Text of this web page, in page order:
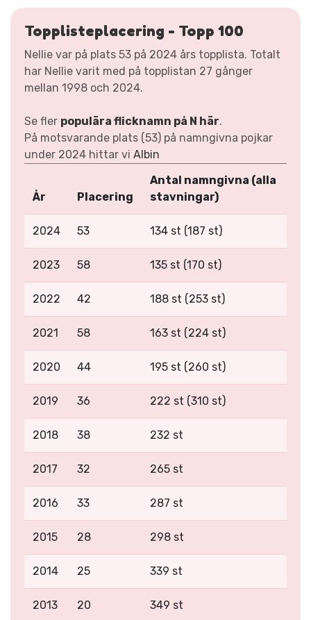
Topplisteplacering - Topp 100
Nellie var på plats 53 på 2024 års topplista. Totalt
har Nellie varit med på topplistan 27 gånger
mellan 1998 och 2024.
Se fler populära flicknamn på N här.
På motsvarande plats (53) på namngivna pojkar
under 2024 hittar vi Albin
År Placering
Antal namngivna (alla
stavningar)
2024 53 134 st (187 st)
2023 58 135 st (170 st)
2022 42 188 st (253 st)
2021 58 163 st (224 st)
2020 44 195 st (260 st)
2019 36 222 st (310 st)
2018 38 232 st
2017 32 265 st
2016 33 287 st
2015 28 298 st
2014 25 339 st
2013 20 349 st